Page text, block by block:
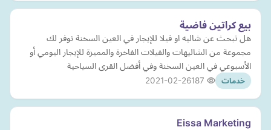
بيع كراتين فاضية
هل تبحث عن شاليه او فيلا للإيجار في العين السخنة نوفر لك
مجموعة من الشاليهات والفيلات الفاخرة والمميزة للإيجار اليومي أو
الأسبوعي في العين السخنة وفي أفضل القرى السياحية
خدمات 2021-02-26
Eissa Marketing